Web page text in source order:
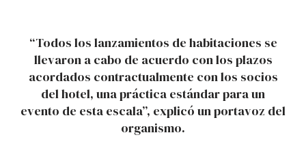
“Todos los lanzamientos de habitaciones se
llevaron a cabo de acuerdo con los plazos
acordados contractualmente con los socios
del hotel, una práctica estándar para un
evento de esta escala”, explicó un portavoz del
organismo.